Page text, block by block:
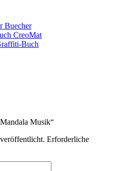
Musik“
Erforderliche